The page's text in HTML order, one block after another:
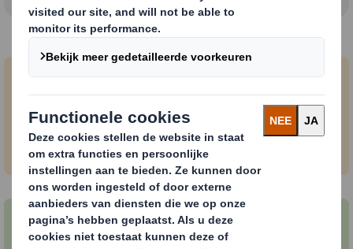
Vacatures DS Smith Europa
Zoek en solliciteer naar vacatures in Europa.
Vacatures International Paper